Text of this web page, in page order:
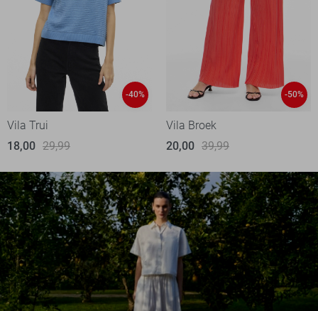
-40%
Vila Trui
18,00 29,99
-50%
Vila Broek
20,00 39,99